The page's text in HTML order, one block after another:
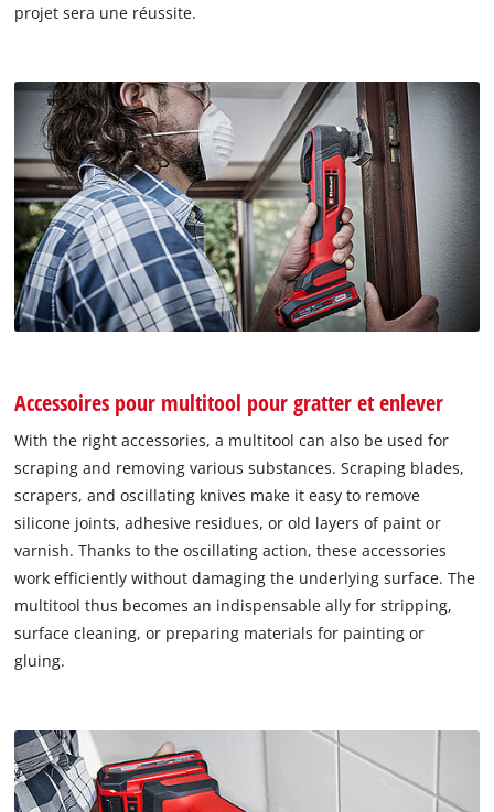
projet sera une réussite.
Accessoires pour multitool pour gratter et enlever
With the right accessories, a multitool can also be used for
scraping and removing various substances. Scraping blades,
scrapers, and oscillating knives make it easy to remove
silicone joints, adhesive residues, or old layers of paint or
varnish. Thanks to the oscillating action, these accessories
work efficiently without damaging the underlying surface. The
multitool thus becomes an indispensable ally for stripping,
surface cleaning, or preparing materials for painting or
gluing.